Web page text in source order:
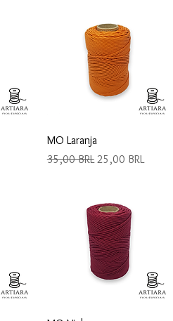
Vista rápida
MO Laranja
Precio
35,00 BRL Precio de oferta
25,00 BRL